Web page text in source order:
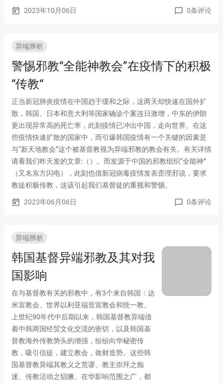
today 2023年10月06日 chat_bubble_outline 0条评论
异端辨析
警惕邪教“全能神教会”在疫情下的积极
“传教“
正当新冠肺炎疫情在中国趋于缓和之际，这两天却快速在国外扩
散，韩国、日本和意大利等国家确诊个案连日激增，中东的伊朗
更出现异常高的死亡率，此刻疫情已冲出中国，走向世界。在这
些疫情快速扩散的国家中，而引爆韩国疫情有一个关键的因素是
与“新天地教会”这个被基督教视为异端邪教的教会有关。有关详情
请看我们昨天发的文章:（）。而发源于中国的邪教组织“全能神”
（又名东方闪电），此刻也借新冠病毒疫情发表歪理邪说，要求
教徒积极传教，这该引起我们基督徒的重视和警惕。
today 2023年06月06日 chat_bubble_outline 0条评论
异端辨析
韩国基督异端邪教及其对我
国影响
在与基督教有关的邪教中，有3个来自韩国：达
米宣教会、世界以利亚福音宣教会和统一教。
上世纪90年代中后期以来，韩国基督教异端借
着中韩两国经贸文化交流的密切，以及韩国基
督教海外传教势头的增强，纷纷向华秘密传
教，吸引信徒，建立教会，敛财造势。这些韩
国基督教异端其教义之荒谬、教主崇拜之痴
迷、传教活动之猖獗、在华影响范围之广，都